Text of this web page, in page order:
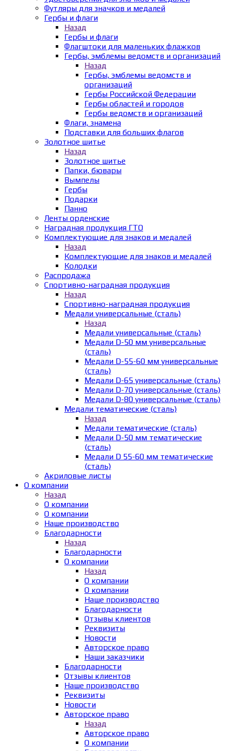
Футляры для значков и медалей
Гербы и флаги
Назад
Гербы и флаги
Флагштоки для маленьких флажков
Гербы, эмблемы ведомств и организаций
Назад
Гербы, эмблемы ведомств и
организаций
Гербы Российской Федерации
Гербы областей и городов
Гербы ведомств и организаций
Флаги, знамена
Подставки для больших флагов
Золотное шитье
Назад
Золотное шитье
Папки, бювары
Вымпелы
Гербы
Подарки
Панно
Ленты орденские
Наградная продукция ГТО
Комплектующие для знаков и медалей
Назад
Комплектующие для знаков и медалей
Колодки
Распродажа
Спортивно-наградная продукция
Назад
Спортивно-наградная продукция
Медали универсальные (сталь)
Назад
Медали универсальные (сталь)
Медали D-50 мм универсальные
(сталь)
Медали D-55-60 мм универсальные
(сталь)
Медали D-65 универсальные (сталь)
Медали D-70 универсальные (сталь)
Медали D-80 универсальные (сталь)
Медали тематические (сталь)
Назад
Медали тематические (сталь)
Медали D-50 мм тематические
(сталь)
Медали D 55-60 мм тематические
(сталь)
Акриловые листы
О компании
Назад
О компании
О компании
Наше производство
Благодарности
Назад
Благодарности
О компании
Назад
О компании
О компании
Наше производство
Благодарности
Отзывы клиентов
Реквизиты
Новости
Авторское право
Наши заказчики
Благодарности
Отзывы клиентов
Наше производство
Реквизиты
Новости
Авторское право
Назад
Авторское право
О компании